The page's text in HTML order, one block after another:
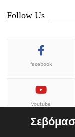
Follow Us
facebook
youtube